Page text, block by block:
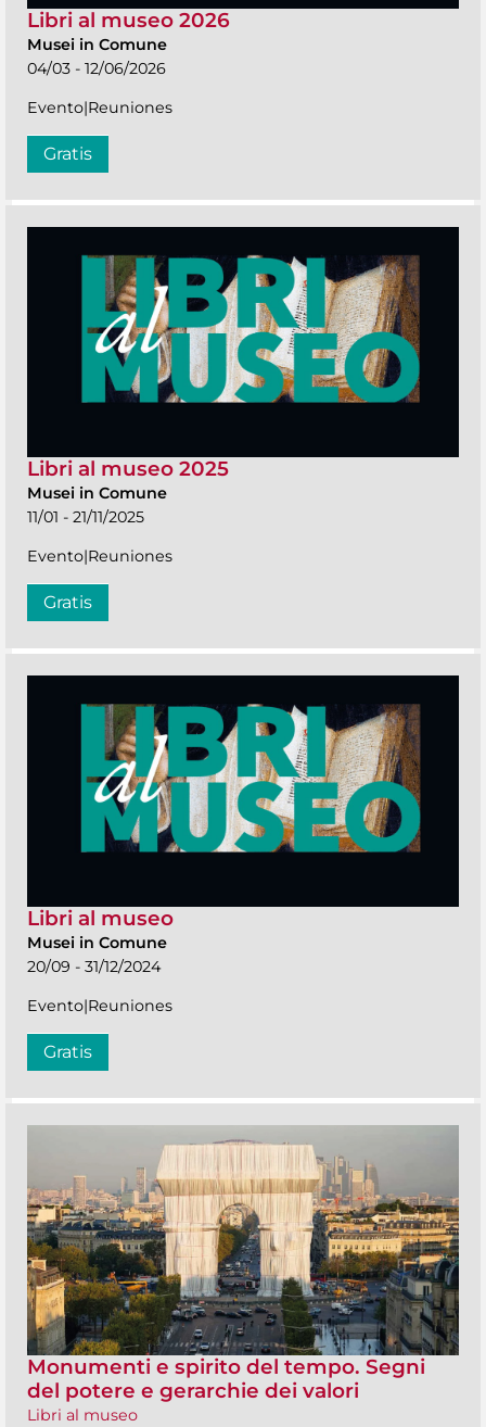
Libri al museo 2026
Musei in Comune
04/03 - 12/06/2026
Evento|Reuniones
Gratis
Libri al museo 2025
Musei in Comune
11/01 - 21/11/2025
Evento|Reuniones
Gratis
Libri al museo
Musei in Comune
20/09 - 31/12/2024
Evento|Reuniones
Gratis
Monumenti e spirito del tempo. Segni
del potere e gerarchie dei valori
Libri al museo